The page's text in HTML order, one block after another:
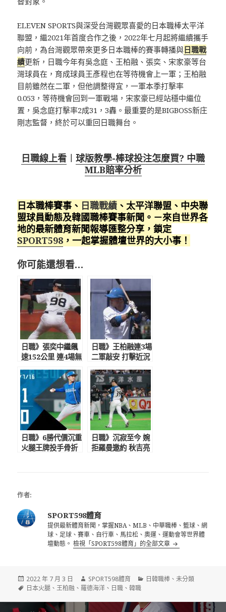
ELEVEN SPORTS與深受台灣觀眾喜愛的日本職棒太平洋
聯盟，繼2021年首度合作之後，2022年七月起將繼續攜手
向前，為台灣觀眾帶來更多日本職棒的賽事轉播與日職戰
績更新，日職今年有吳念庭、王柏融、張奕、宋家豪等台
灣球員在，育成球員王彥程也在等待機會上一軍；王柏融
目前雖然在二軍，但他調整得宜，一軍本季打擊率
0.053，等待機會回到一軍戰場，宋家豪已經站穩中繼位
置，吳念庭打擊率2成31，3轟。最重要的是BIGBOSS新庄
剛志監督，終於可以重回日職舞台。
日職線上看 ︱ 球版教學-棒球投注怎麼買? 中職
MLB賠率分析
日本職棒賽事、 日職戰績 、太平洋聯盟、中央聯
盟球員動態及韓國職棒賽事新聞。－來自世界各
地的最新體育新聞報導匯整分享，鎖定
SPORT598 ，一起掌握體壇世界的大小事！
你可能還想看…
日職》張奕中繼飆
速152公里 連4場無
日職》王柏融連3場
二軍敲安 打擊近況
日職》6勝代價沉重
火腿王牌投手骨折
日職》沉寂至今 婉
拒羅曼邀約 秋吉亮
作者:
SPORT598體育
提供最新體育新聞，掌握NBA、MLB、中華職棒、籃球、網
球、足球、賽車、自行車、馬拉松、奧運、運動會等世界體
壇動態。檢視「SPORT598體育」的全部文章
發
佈
2022 年 7 月 3 日
作
者
SPORT598體育
分
日韓職棒 、未分類
標
日本火腿 、王柏融 、 羅德海洋 、 日職 、韓職